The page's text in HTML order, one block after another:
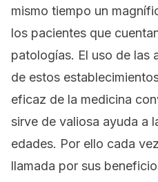
mismo tiempo un
los pacientes que
patologías. El uso de las
de estos
eficaz de la medicina
sirve de valiosa ayuda a
edades. Por ello cada
llamada por sus